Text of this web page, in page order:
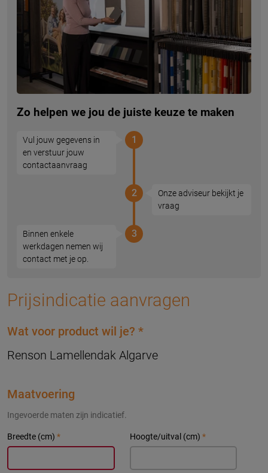
Prijsindicatie aanvragen
Wat voor product wil je? *
Renson Lamellendak Algarve
Maatvoering
Ingevoerde maten zijn indicatief.
Breedte (cm) * Hoogte/uitval (cm) *
Zo helpen we jou de juiste keuze te maken
Vul jouw gegevens in
en verstuur jouw
contactaanvraag
1
Onze adviseur bekijkt je
vraag
2
Binnen enkele
werkdagen nemen wij
contact met je op.
3